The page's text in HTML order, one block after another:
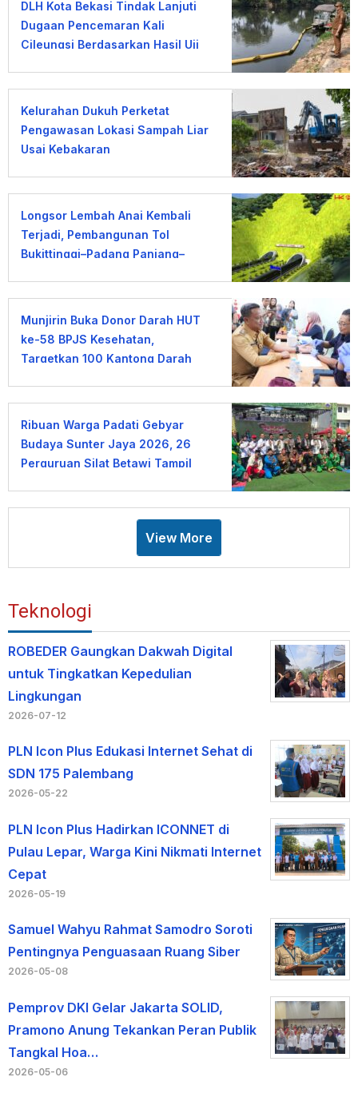
DLH Kota Bekasi Tindak Lanjuti
Dugaan Pencemaran Kali
Cileungsi Berdasarkan Hasil Uji
Kelurahan Dukuh Perketat
Pengawasan Lokasi Sampah Liar
Usai Kebakaran
Longsor Lembah Anai Kembali
Terjadi, Pembangunan Tol
Bukittinggi–Padang Panjang–
Munjirin Buka Donor Darah HUT
ke-58 BPJS Kesehatan,
Targetkan 100 Kantong Darah
Ribuan Warga Padati Gebyar
Budaya Sunter Jaya 2026, 26
Perguruan Silat Betawi Tampil
View More
Teknologi
ROBEDER Gaungkan Dakwah Digital
untuk Tingkatkan Kepedulian
Lingkungan
2026-07-12
PLN Icon Plus Edukasi Internet Sehat di
SDN 175 Palembang
2026-05-22
PLN Icon Plus Hadirkan ICONNET di
Pulau Lepar, Warga Kini Nikmati Internet
Cepat
2026-05-19
Samuel Wahyu Rahmat Samodro Soroti
Pentingnya Penguasaan Ruang Siber
2026-05-08
Pemprov DKI Gelar Jakarta SOLID,
Pramono Anung Tekankan Peran Publik
Tangkal Hoa…
2026-05-06